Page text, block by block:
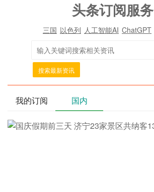
头条订阅服务
三国 以色列 人工智能AI ChatGPT
搜索最新资讯
我的订阅 国内